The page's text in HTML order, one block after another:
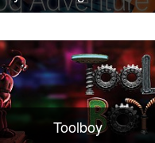
Toolboy